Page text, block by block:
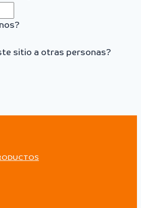
sitio a otras personas?